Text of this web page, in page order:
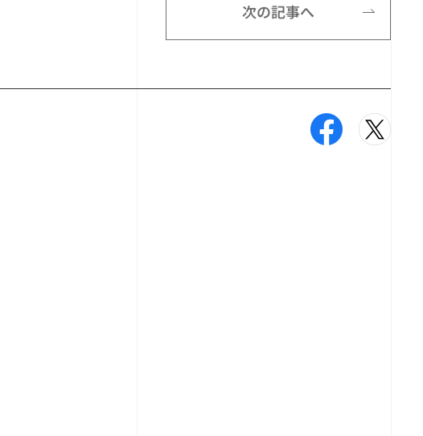
次の記事へ